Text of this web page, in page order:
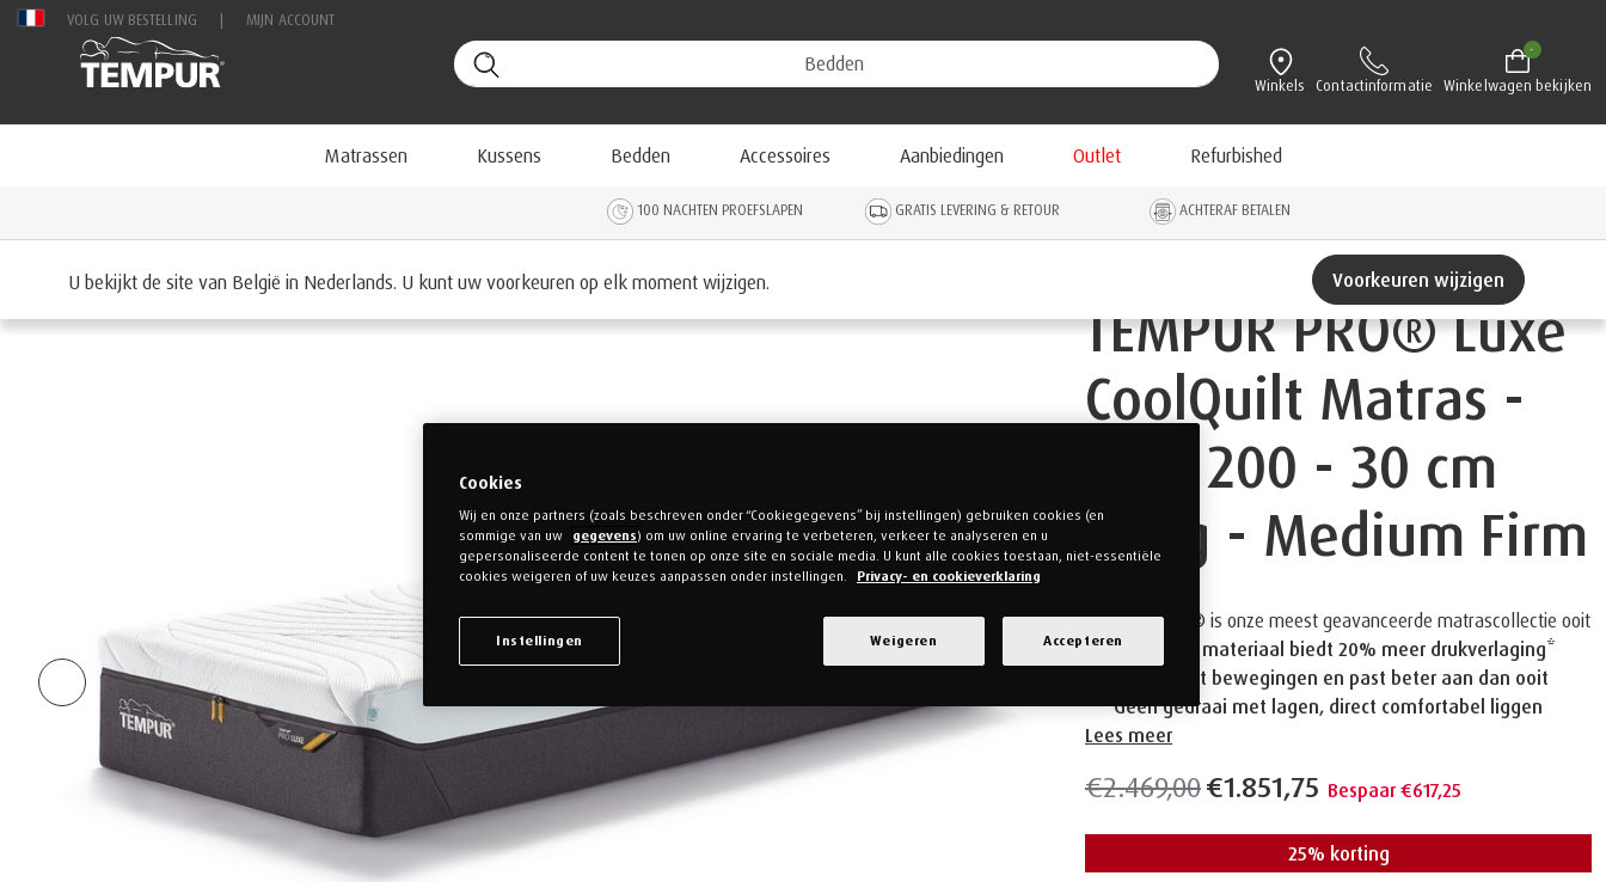
VOLG UW BESTELLING MIJN ACCOUNT
Winkels Contactinformatie Winkelwagen bekijken
-
Matrassen Kussens Bedden Accessoires Aanbiedingen Outlet Refurbished
100 NACHTEN PROEFSLAPEN GRATIS LEVERING & RETOUR ACHTERAF BETALEN
U bekijkt de site van België in Nederlands. U kunt uw voorkeuren op elk moment wijzigen. Voorkeuren wijzigen
TEMPUR PRO® Luxe
CoolQuilt Matras -
90 x 200 - 30 cm
hoog - Medium Firm
TEMPUR PRO® is onze meest geavanceerde matrascollectie ooit
Advanced materiaal biedt 20% meer drukverlaging*
Absorbeert bewegingen en past beter aan dan ooit
Geen gedraai met lagen, direct comfortabel liggen
Lees meer
€2.469,00€1.851,75 Bespaar €617,25
25% korting
Cookies
Wij en onze partners (zoals beschreven onder “Cookiegegevens” bij instellingen) gebruiken cookies (en
sommige van uw
gegevens) om uw online ervaring te verbeteren, verkeer te analyseren en u
gepersonaliseerde content te tonen op onze site en sociale media. U kunt alle cookies toestaan, niet-essentiële
cookies weigeren of uw keuzes aanpassen onder instellingen.
Privacy- en cookieverklaring
Instellingen Weigeren Accepteren